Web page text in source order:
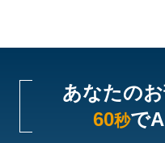
あなたの
60秒で